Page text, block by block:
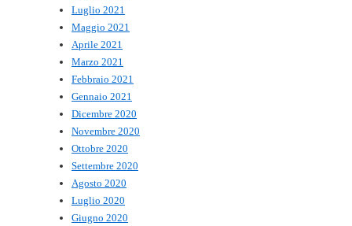
Luglio 2021
Maggio 2021
Aprile 2021
Marzo 2021
Febbraio 2021
Gennaio 2021
Dicembre 2020
Novembre 2020
Ottobre 2020
Settembre 2020
Agosto 2020
Luglio 2020
Giugno 2020